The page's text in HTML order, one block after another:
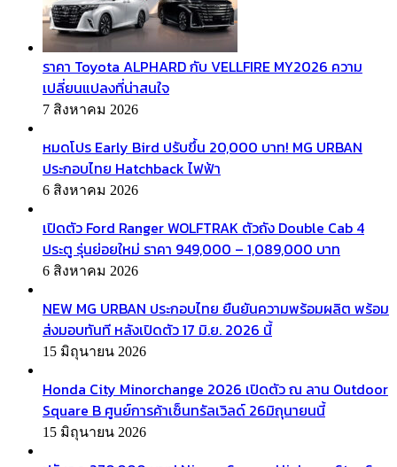
ราคา Toyota ALPHARD กับ VELLFIRE MY2026 ความ
เปลี่ยนแปลงที่น่าสนใจ
7 สิงหาคม 2026
หมดโปร Early Bird ปรับขึ้น 20,000 บาท! MG URBAN
ประกอบไทย Hatchback ไฟฟ้า
6 สิงหาคม 2026
เปิดตัว Ford Ranger WOLFTRAK ตัวถัง Double Cab 4
ประตู รุ่นย่อยใหม่ ราคา 949,000 – 1,089,000 บาท
6 สิงหาคม 2026
NEW MG URBAN ประกอบไทย ยืนยันความพร้อมผลิต พร้อม
ส่งมอบทันที หลังเปิดตัว 17 มิ.ย. 2026 นี้
15 มิถุนายน 2026
Honda City Minorchange 2026 เปิดตัว ณ ลาน Outdoor
Square B ศูนย์การค้าเซ็นทรัลเวิลด์ 26มิถุนายนนี้
15 มิถุนายน 2026